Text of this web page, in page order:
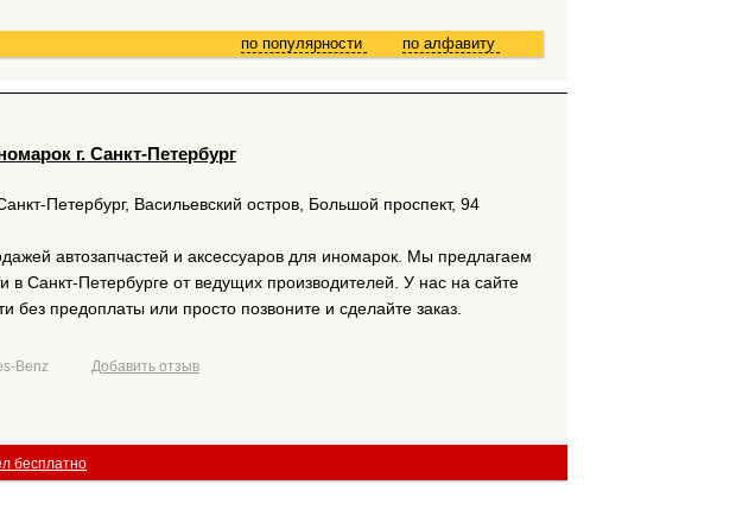
по алфавиту
по популярности
г. Санкт-Петербург
Петербург, Васильевский остров, Большой проспект, 94
автозапчастей и аксессуаров для иномарок. Мы предлагаем
в Санкт-Петербурге от ведущих производителей. У нас на сайте
без предоплаты или просто позвоните и сделайте заказ.
Benz Добавить отзыв
бесплатно